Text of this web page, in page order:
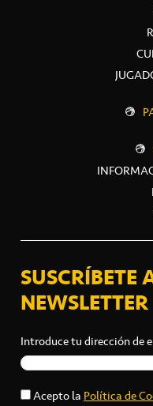
SUSCRÍBETE
NEWSLETTER
Introduce tu dirección de
Acepto laPolítica de